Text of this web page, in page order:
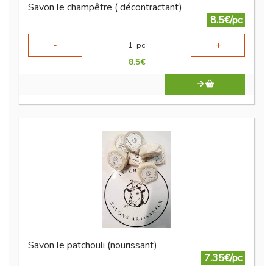
Savon le champêtre ( décontractant)
8.5€/pc
-
1 pc +
8.5€
Savon le patchouli (nourissant)
7.35€/pc